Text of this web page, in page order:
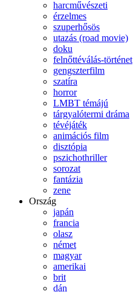
harcművészeti
érzelmes
szuperhősös
utazás (road movie)
doku
felnőttéválás-történet
gengszterfilm
szatíra
horror
LMBT témájú
tárgyalótermi dráma
tévéjáték
animációs film
disztópia
pszichothriller
sorozat
fantázia
zene
Ország
japán
francia
olasz
német
magyar
amerikai
brit
dán